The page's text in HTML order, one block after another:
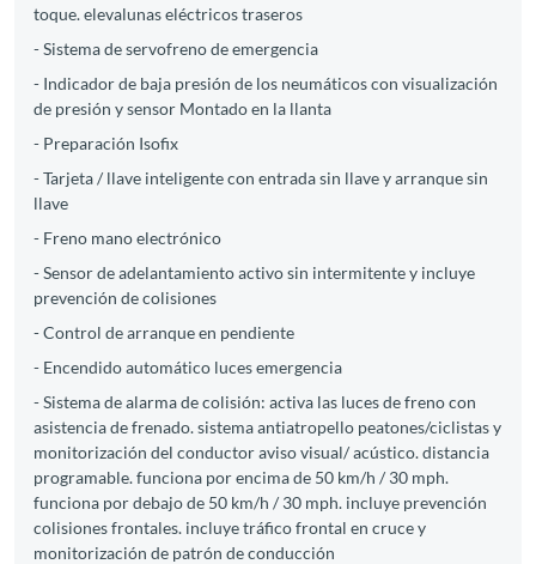
toque. elevalunas eléctricos traseros
- Sistema de servofreno de emergencia
- Indicador de baja presión de los neumáticos con visualización
de presión y sensor Montado en la llanta
- Preparación Isofix
- Tarjeta / llave inteligente con entrada sin llave y arranque sin
llave
- Freno mano electrónico
- Sensor de adelantamiento activo sin intermitente y incluye
prevención de colisiones
- Control de arranque en pendiente
- Encendido automático luces emergencia
- Sistema de alarma de colisión: activa las luces de freno con
asistencia de frenado. sistema antiatropello peatones/ciclistas y
monitorización del conductor aviso visual/ acústico. distancia
programable. funciona por encima de 50 km/h / 30 mph.
funciona por debajo de 50 km/h / 30 mph. incluye prevención
colisiones frontales. incluye tráfico frontal en cruce y
monitorización de patrón de conducción